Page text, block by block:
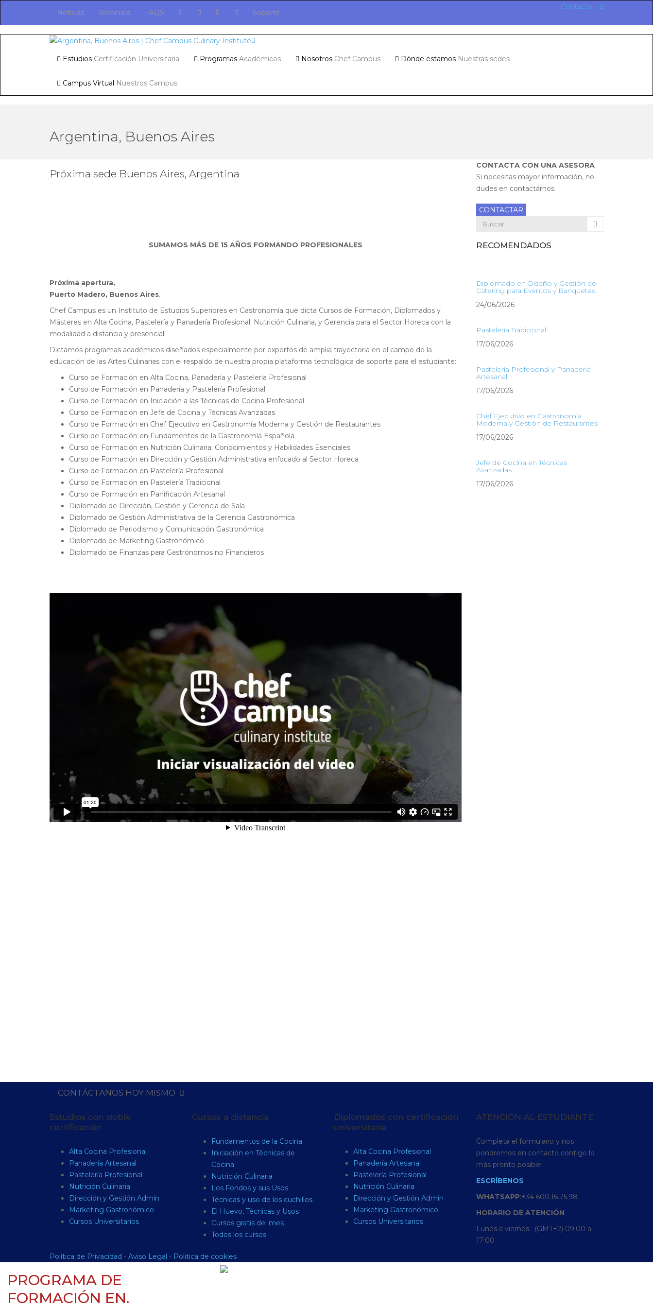
Noticias Webinars FAQS Soporte
Contacto
Estudios Certificación Universitaria Programas Académicos Nosotros Chef Campus Dónde estamos Nuestras sedes
Campus Virtual Nuestros Campus
Argentina, Buenos Aires
Próxima sede Buenos Aires, Argentina
SUMAMOS MÁS DE 15 AÑOS FORMANDO PROFESIONALES
Próxima apertura,
Puerto Madero, Buenos Aires.
Chef Campus es un Instituto de Estudios Superiores en Gastronomía que dicta Cursos de Formación, Diplomados y
Másteres en Alta Cocina, Pastelería y Panadería Profesional; Nutrición Culinaria, y Gerencia para el Sector Horeca con la
modalidad a distancia y presencial.
Dictamos programas académicos diseñados especialmente por expertos de amplia trayectoria en el campo de la
educación de las Artes Culinarias con el respaldo de nuestra propia plataforma tecnológica de soporte para el estudiante:
Curso de Formación en Alta Cocina, Panadería y Pastelería Profesional
Curso de Formación en Panadería y Pastelería Profesional
Curso de Formación en Iniciación a las Técnicas de Cocina Profesional
Curso de Formación en Jefe de Cocina y Técnicas Avanzadas
Curso de Formación en Chef Ejecutivo en Gastronomía Moderna y Gestión de Restaurantes
Curso de Formación en Fundamentos de la Gastronomía Española
Curso de Formación en Nutrición Culinaria: Conocimientos y Habilidades Esenciales
Curso de Formación en Dirección y Gestión Administrativa enfocado al Sector Horeca
Curso de Formación en Pastelería Profesional
Curso de Formación en Pastelería Tradicional
Curso de Formación en Panificación Artesanal
Diplomado de Dirección, Gestión y Gerencia de Sala
Diplomado de Gestión Administrativa de la Gerencia Gastronómica
Diplomado de Periodismo y Comunicación Gastronómica
Diplomado de Marketing Gastronómico
Diplomado de Finanzas para Gastrónomos no Financieros
CONTACTA CON UNA ASESORA
Si necesitas mayor información, no
dudes en contactárnos.
CONTACTAR
RECOMENDADOS
Diplomado en Diseño y Gestión de
Catering para Eventos y Banquetes
24/06/2026
Pastelería Tradicional
17/06/2026
Pastelería Profesional y Panadería
Artesanal
17/06/2026
Chef Ejecutivo en Gastronomía
Moderna y Gestión de Restaurantes
17/06/2026
Jefe de Cocina en Técnicas
Avanzadas
17/06/2026
CONTÁCTANOS HOY MISMO
Estudios con doble
certificación
Alta Cocina Profesional
Panadería Artesanal
Pastelería Profesional
Nutrición Culinaria
Dirección y Gestión Admin
Marketing Gastronómico
Cursos Universitarios
Cursos a distancia
Fundamentos de la Cocina
Iniciación en Técnicas de
Cocina
Nutrición Culinaria
Los Fondos y sus Usos
Técnicas y uso de los cuchillos
El Huevo, Técnicas y Usos
Cursos gratis del mes
Todos los cursos
Diplomados con certificación
universitaria
Alta Cocina Profesional
Panadería Artesanal
Pastelería Profesional
Nutrición Culinaria
Dirección y Gestión Admin
Marketing Gastronómico
Cursos Universitarios
ATENCIÓN AL ESTUDIANTE
Completa el formulario y nos
pondremos en contacto contigo lo
más pronto posible.
ESCRÍBENOS
WHATSAPP:+34 600.16.75.98
HORARIO DE ATENCIÓN
Lunes a viernes: (GMT+2) 09:00 a
17:00
Política de Privacidad - Aviso Legal - Politica de cookies
PROGRAMA DE
FORMACIÓN EN.